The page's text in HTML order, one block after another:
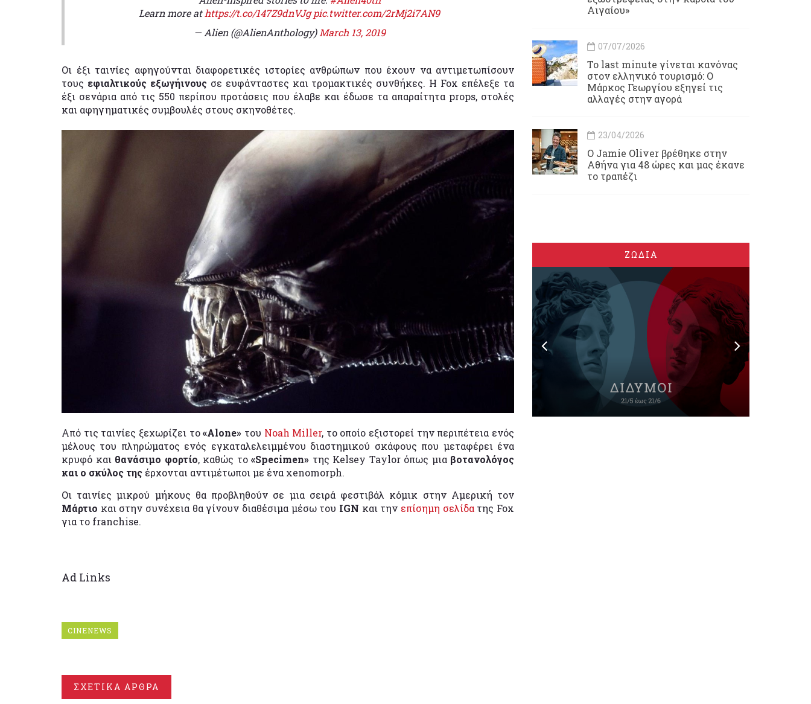
Learn more athttps://t.co/147Z9dnVJg pic.twitter.com/2rMj2i7AN9
— Alien (@AlienAnthology) March 13, 2019
Οι έξι ταινίες αφηγούνται διαφορετικές ιστορίες ανθρώπων που έχουν να αντιμετωπίσουν
τους εφιαλτικούς εξωγήινουςσε ευφάνταστες και τρομακτικές συνθήκες. Η Fox επέλεξε τα
έξι σενάρια από τις 550 περίπου προτάσεις που έλαβε και έδωσε τα απαραίτητα props, στολές
και αφηγηματικές συμβουλές στους σκηνοθέτες.
Από τις ταινίες ξεχωρίζει το«Alone» του Noah Miller, το οποίο εξιστορεί την περιπέτεια ενός
μέλους του πληρώματος ενός εγκαταλελειμμένου διαστημικού σκάφους που μεταφέρει ένα
κρυφό και θανάσιμο φορτίο, καθώς το «Specimen» της Kelsey Taylor όπως μια βοτανολόγος
και ο σκύλος της έρχονται αντιμέτωποι με ένα xenomorph.
Οι ταινίες μικρού μήκους θα προβληθούν σε μια σειρά φεστιβάλ κόμικ στην Αμερική τον
Μάρτιο και στην συνέχεια θα γίνουν διαθέσιμα μέσω του IGN και την επίσημη σελίδατης Fox
για το franchise.
Ad Links
CINENEWS
ΣΧΕΤΙΚΑ ΑΡΘΡΑ
Αιγαίου»
07/07/2026
Το last minute γίνεται κανόνας
στον ελληνικό τουρισμό: Ο
Μάρκος Γεωργίου εξηγεί τις
αλλαγές στην αγορά
23/04/2026
Ο Jamie Oliver βρέθηκε στην
Αθήνα για 48 ώρες και μας έκανε
το τραπέζι
ΖΩΔΙΑ